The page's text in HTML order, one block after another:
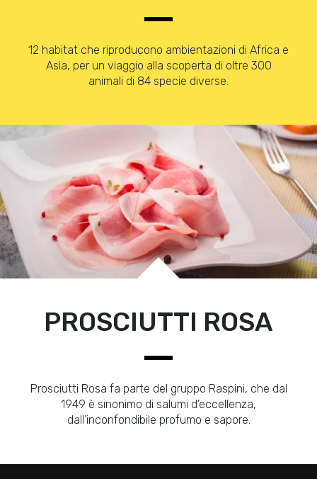
12 habitat che riproducono ambientazioni di Africa e
Asia, per un viaggio alla scoperta di oltre 300
animali di 84 specie diverse.
PROSCIUTTI ROSA
Prosciutti Rosa fa parte del gruppo Raspini, che dal
1949 è sinonimo di salumi d’eccellenza,
dall’inconfondibile profumo e sapore.